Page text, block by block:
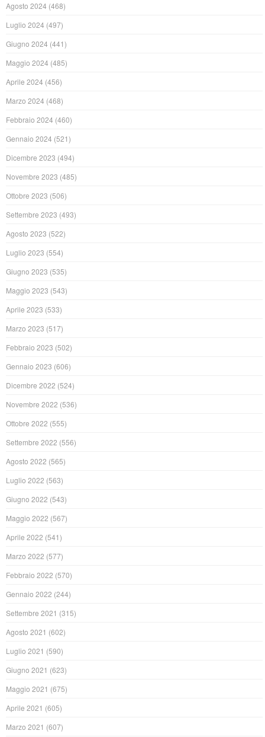
Agosto 2024 (468)
Luglio 2024 (497)
Giugno 2024 (441)
Maggio 2024 (485)
Aprile 2024 (456)
Marzo 2024 (468)
Febbraio 2024 (460)
Gennaio 2024 (521)
Dicembre 2023 (494)
Novembre 2023 (485)
Ottobre 2023 (506)
Settembre 2023 (493)
Agosto 2023 (522)
Luglio 2023 (554)
Giugno 2023 (535)
Maggio 2023 (543)
Aprile 2023 (533)
Marzo 2023 (517)
Febbraio 2023 (502)
Gennaio 2023 (606)
Dicembre 2022 (524)
Novembre 2022 (536)
Ottobre 2022 (555)
Settembre 2022 (556)
Agosto 2022 (565)
Luglio 2022 (563)
Giugno 2022 (543)
Maggio 2022 (567)
Aprile 2022 (541)
Marzo 2022 (577)
Febbraio 2022 (570)
Gennaio 2022 (244)
Settembre 2021 (315)
Agosto 2021 (602)
Luglio 2021 (590)
Giugno 2021 (623)
Maggio 2021 (675)
Aprile 2021 (605)
Marzo 2021 (607)